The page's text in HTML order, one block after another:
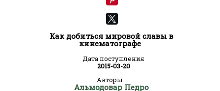
Как добиться мировой славы в
кинематографе
Дата поступления
2015-03-20
Авторы:
Альмодовар Педро